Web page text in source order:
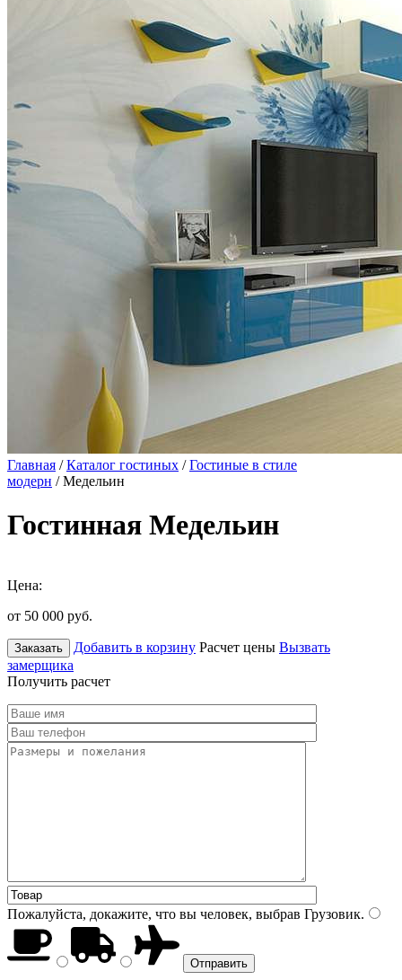
Главная /Каталог гостиных /Гостиные в стиле
модерн / Медельин
Гостинная Медельин
Цена:
от 50 000 руб.
Заказать Добавить в корзину Расчет цены Вызвать
замерщика
Получить расчет
Пожалуйста, докажите, что вы человек, выбрав Грузовик.